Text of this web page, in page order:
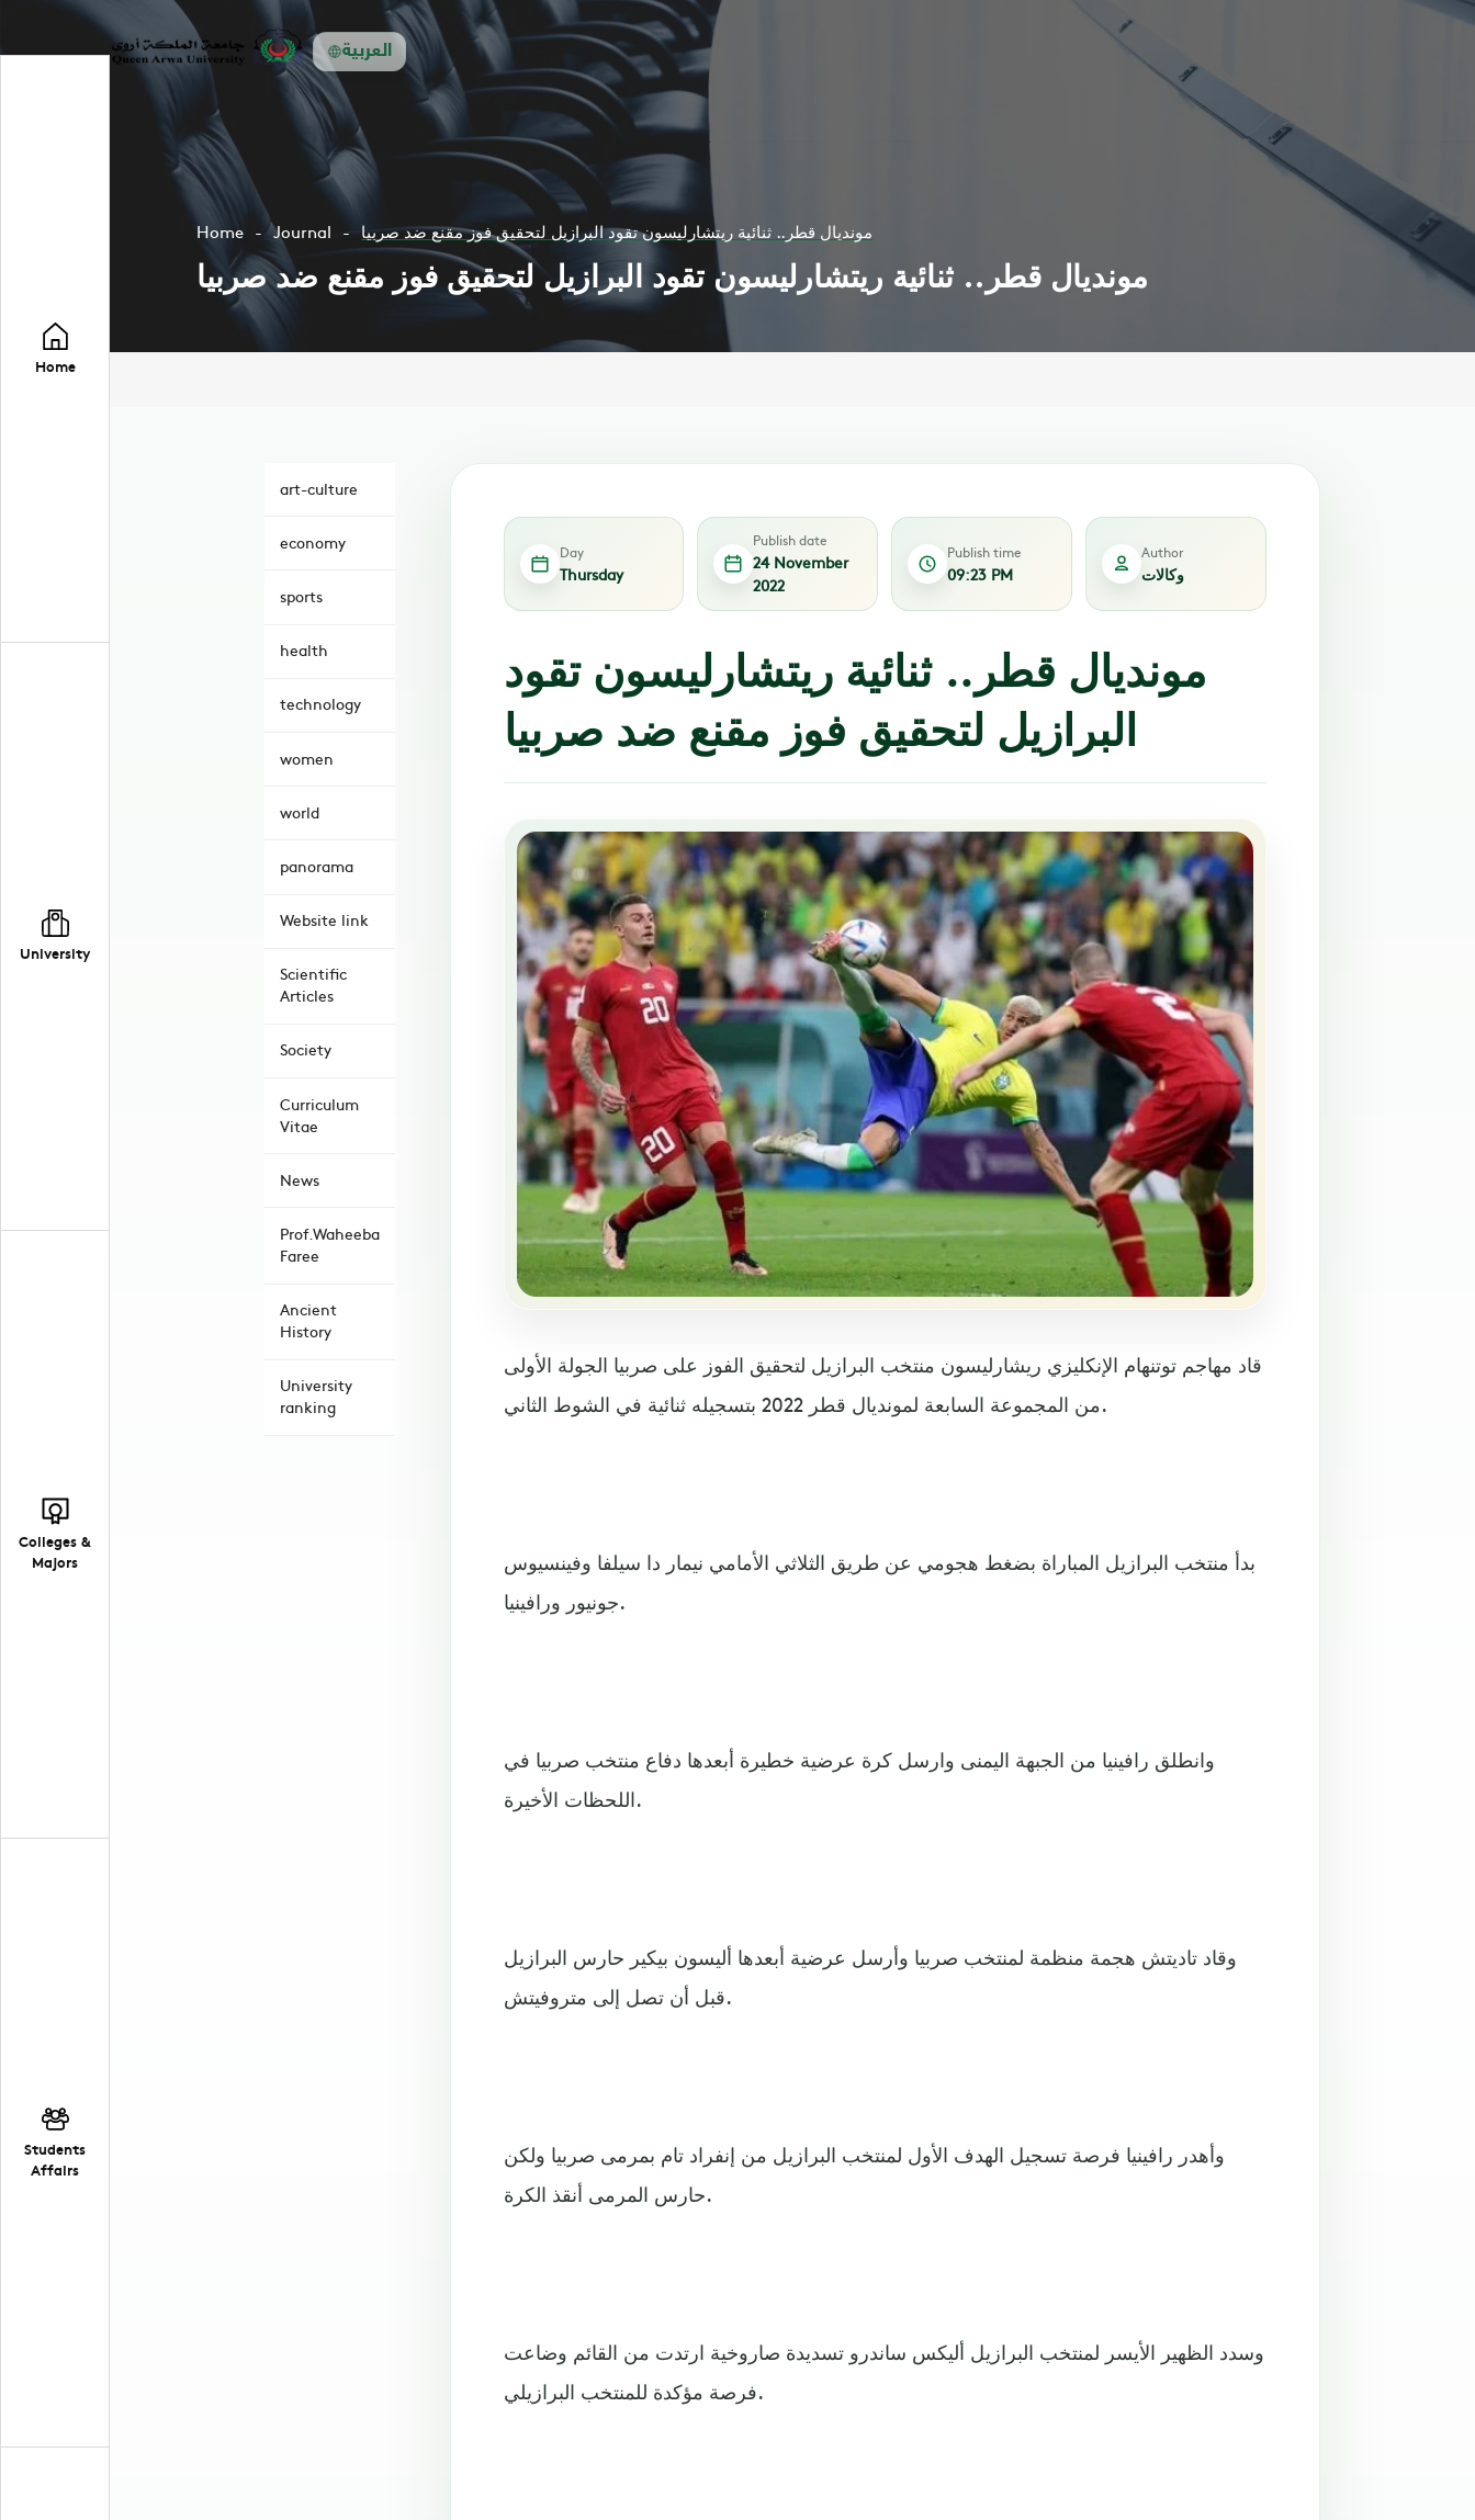
العربية
Home
University
Colleges &
Majors
Students
Affairs
Home Journal مونديال قطر.. ثنائية ريتشارليسون تقود البرازيل لتحقيق فوز مقنع ضد صربيا
مونديال قطر.. ثنائية ريتشارليسون تقود البرازيل لتحقيق فوز مقنع ضد صربيا
art-culture
economy
sports
health
technology
women
world
panorama
Website link
Scientific
Articles
Society
Curriculum
Vitae
News
Prof.Waheeba
Faree
Ancient
History
University
ranking
Day
Thursday
Publish date
24 November
2022
Publish time
09:23 PM
Author
وكالات
مونديال قطر.. ثنائية ريتشارليسون تقود
البرازيل لتحقيق فوز مقنع ضد صربيا
قاد مهاجم توتنهام الإنكليزي ريشارليسون منتخب البرازيل لتحقيق الفوز على صربيا الجولة الأولى
من المجموعة السابعة لمونديال قطر 2022 بتسجيله ثنائية في الشوط الثاني.
بدأ منتخب البرازيل المباراة بضغط هجومي عن طريق الثلاثي الأمامي نيمار دا سيلفا وفينسيوس
جونيور ورافينيا.
وانطلق رافينيا من الجبهة اليمنى وارسل كرة عرضية خطيرة أبعدها دفاع منتخب صربيا في
اللحظات الأخيرة.
وقاد تاديتش هجمة منظمة لمنتخب صربيا وأرسل عرضية أبعدها أليسون بيكير حارس البرازيل
قبل أن تصل إلى متروفيتش.
وأهدر رافينيا فرصة تسجيل الهدف الأول لمنتخب البرازيل من إنفراد تام بمرمى صربيا ولكن
حارس المرمى أنقذ الكرة.
وسدد الظهير الأيسر لمنتخب البرازيل أليكس ساندرو تسديدة صاروخية ارتدت من القائم وضاعت
فرصة مؤكدة للمنتخب البرازيلي.